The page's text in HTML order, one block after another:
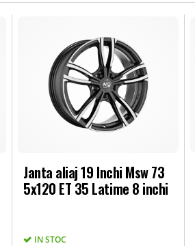
Janta aliaj 19 Inchi Msw 73
5x120 ET 35 Latime 8 inchi
IN STOC